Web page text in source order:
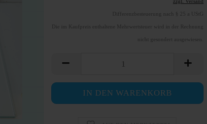
Differenzbesteuerung nach § 25 a UStG
Die im Kaufpreis enthaltene Mehrwertsteuer wird in der Rechnung
nicht gesondert ausgewiesen.